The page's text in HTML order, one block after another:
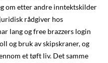
om etter andre inntektskilder
rådgiver hos
lang og free brazzers login
og bruk av skipskraner, og
et tøft liv. Det samme